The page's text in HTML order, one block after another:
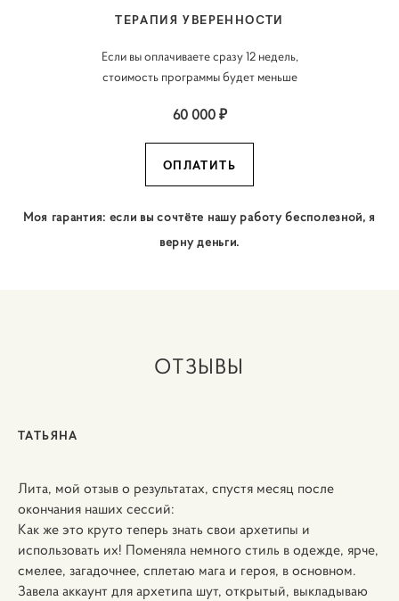
ТЕРАПИЯ УВЕРЕННОСТИ
Если вы оплачиваете сразу 12 недель,
стоимость программы будет меньше
60 000 ₽
ОПЛАТИТЬ
Моя гарантия: если вы сочтёте нашу работу бесполезной, я
верну деньги.
ОТЗЫВЫ
ТАТЬЯНА
Лита, мой отзыв о результатах, спустя месяц после
окончания наших сессий:
Как же это круто теперь знать свои архетипы и
использовать их! Поменяла немного стиль в одежде, ярче,
смелее, загадочнее, сплетаю мага и героя, в основном.
Завела аккаунт для архетипа шут, открытый, выкладываю